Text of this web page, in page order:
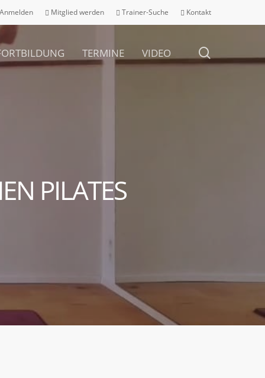
Anmelden Mitglied werden Trainer-Suche Kontakt
TERMINE VIDEO
PILATES